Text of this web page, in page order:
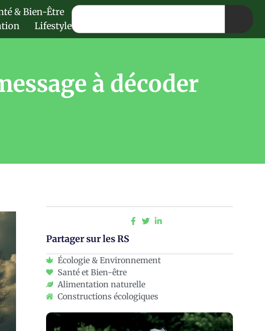
& Bien-Être
Lifestyle
à décoder
Partager sur les RS
Écologie & Environnement
Santé et Bien-être
Alimentation naturelle
Constructions écologiques